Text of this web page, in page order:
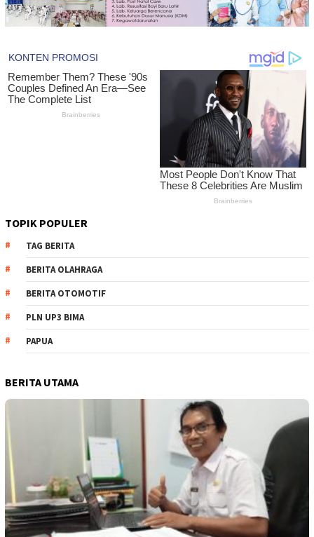
TOPIK POPULER
TAG BERITA
BERITA OLAHRAGA
BERITA OTOMOTIF
PLN UP3 BIMA
PAPUA
BERITA UTAMA